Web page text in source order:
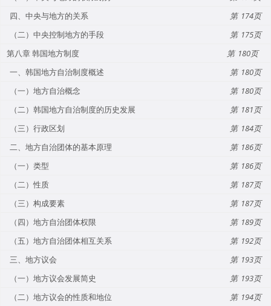
四、中央与地方的关系
174
（二）中央控制地方的手段
175
第八章 韩国地方制度
180
一、韩国地方自治制度概述
180
（一）地方自治概念
180
（二）韩国地方自治制度的历史发展
181
（三）行政区划
184
二、地方自治团体的基本原理
186
（一）类型
186
（二）性质
187
（三）构成要素
187
（四）地方自治团体权限
189
（五）地方自治团体相互关系
192
三、地方议会
193
（一）地方议会发展简史
193
（二）地方议会的性质和地位
194